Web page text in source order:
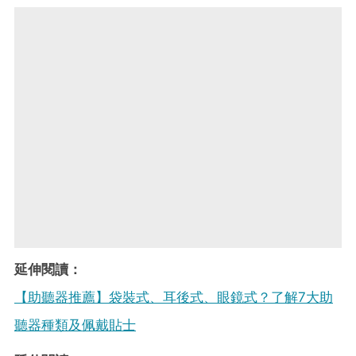
延伸閱讀：
【助聽器推薦】袋裝式、耳後式、眼鏡式？了解7大助
聽器種類及佩戴貼士